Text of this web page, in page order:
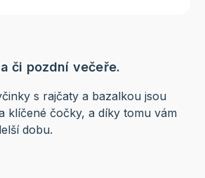
či pozdní večeře.
s rajčaty a bazalkou jsou
klíčené čočky, a díky tomu vám
dobu.